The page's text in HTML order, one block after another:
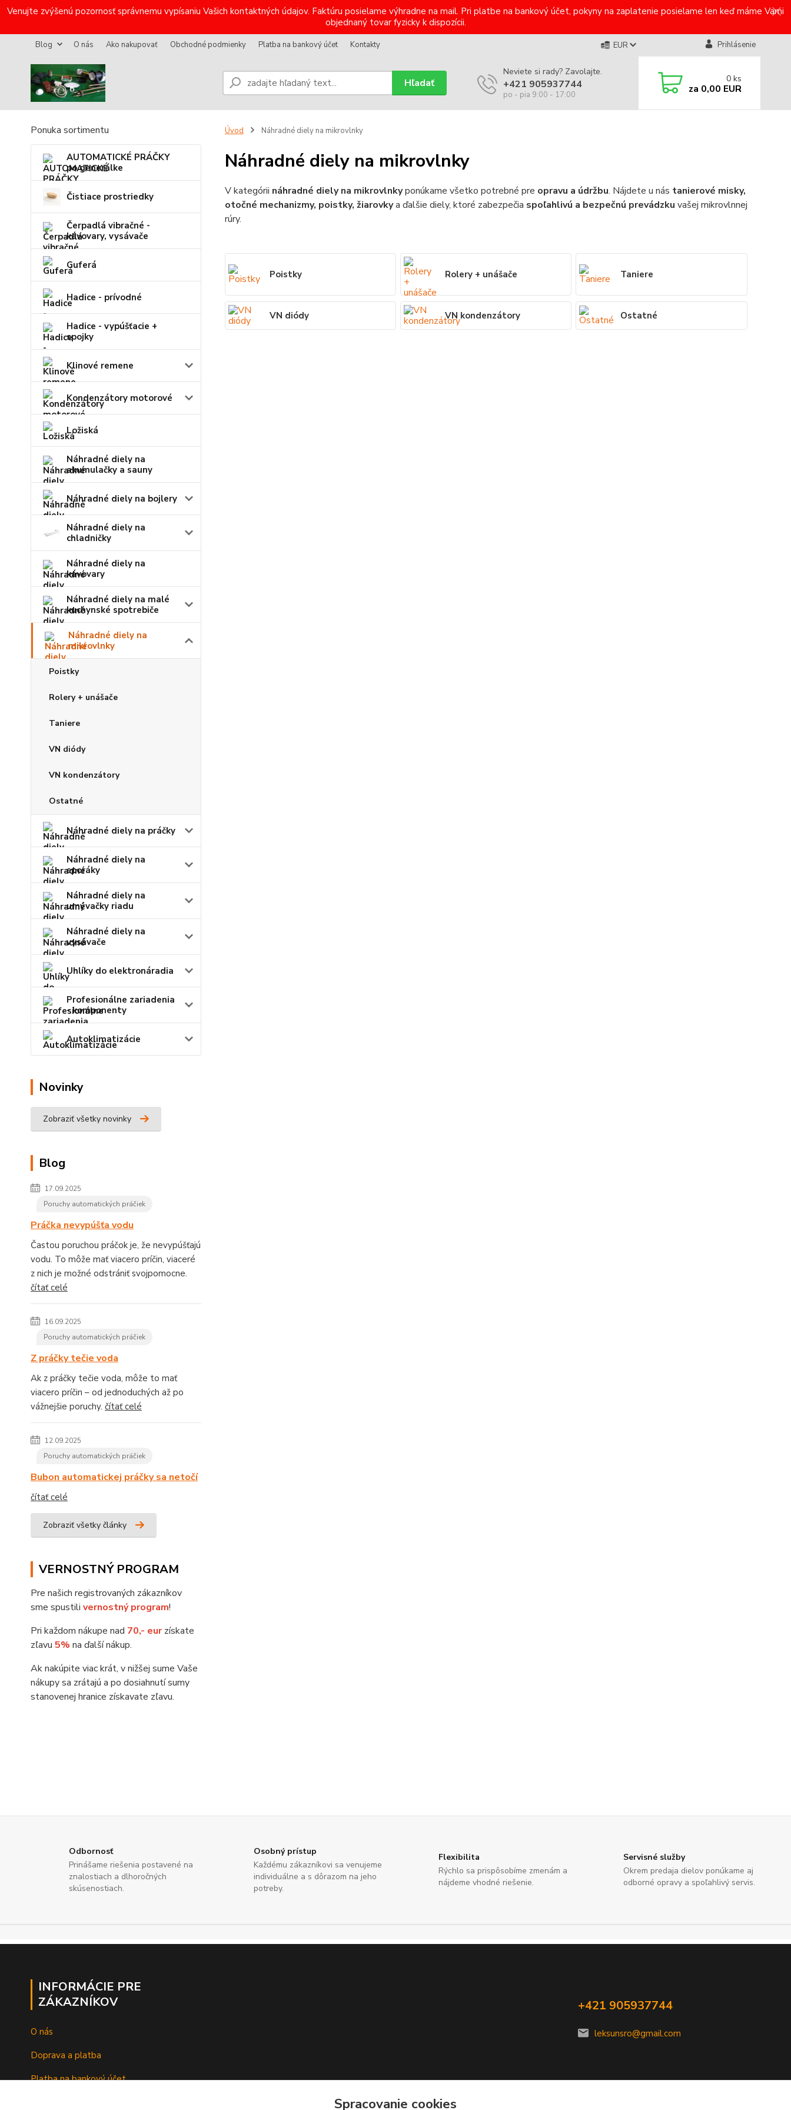
Venujte zvýšenú pozornosť správnemu vypísaniu Vašich kontaktných údajov. Faktúru posielame výhradne na mail. Pri platbe na bankový účet, pokyny na zaplatenie posielame len keď máme Vami
objednaný tovar fyzicky k dispozícii.
Blog O nás Ako nakupovať Obchodné podmienky Platba na bankový účet Kontakty EUR Prihlásenie
Hľadať
Neviete si rady? Zavolajte.
+421 905937744
po - pia 9:00 - 17:00
0 ks
za 0,00 EUR
Ponuka sortimentu
AUTOMATICKÉ PRÁČKY
po generálke
Čistiace prostriedky
Čerpadlá vibračné -
kávovary, vysávače
Guferá
Hadice - prívodné
Hadice - vypúšťacie +
spojky
Klinové remene
Kondenzátory motorové
Ložiská
Náhradné diely na
akumulačky a sauny
Náhradné diely na bojlery
Náhradné diely na
chladničky
Náhradné diely na
kávovary
Náhradné diely na malé
kuchynské spotrebiče
Náhradné diely na
mikrovlnky
Poistky
Rolery + unášače
Taniere
VN diódy
VN kondenzátory
Ostatné
Náhradné diely na práčky
Náhradné diely na
sporáky
Náhradné diely na
umývačky riadu
Náhradné diely na
vysávače
Uhlíky do elektronáradia
Profesionálne zariadenia
- komponenty
Autoklimatizácie
Novinky
Zobraziť všetky novinky
Blog
17.09.2025
Poruchy automatických práčiek
Práčka nevypúšťa vodu
Častou poruchou práčok je, že nevypúšťajú
vodu. To môže mať viacero príčin, viaceré
z nich je možné odstrániť svojpomocne.
čítať celé
16.09.2025
Poruchy automatických práčiek
Z práčky tečie voda
Ak z práčky tečie voda, môže to mať
viacero príčin – od jednoduchých až po
vážnejšie poruchy. čítať celé
12.09.2025
Poruchy automatických práčiek
Bubon automatickej práčky sa netočí
čítať celé
Zobraziť všetky články
VERNOSTNÝ PROGRAM
Pre našich registrovaných zákazníkov
sme spustili vernostný program!
Pri každom nákupe nad 70,- eurzískate
zľavu 5% na ďalší nákup.
Ak nakúpite viac krát, v nižšej sume Vaše
nákupy sa zrátajú a po dosiahnutí sumy
stanovenej hranice získavate zľavu.
Úvod Náhradné diely na mikrovlnky
Náhradné diely na mikrovlnky
V kategórii náhradné diely na mikrovlnkyponúkame všetko potrebné pre opravu a údržbu. Nájdete u nás tanierové misky,
otočné mechanizmy, poistky, žiarovkya ďalšie diely, ktoré zabezpečia spoľahlivú a bezpečnú prevádzku vašej mikrovlnnej
rúry.
Poistky Rolery + unášače Taniere
VN diódy VN kondenzátory Ostatné
Odbornosť
Prinášame riešenia postavené na
znalostiach a dlhoročných
skúsenostiach.
Osobný prístup
Každému zákazníkovi sa venujeme
individuálne a s dôrazom na jeho
potreby.
Flexibilita
Rýchlo sa prispôsobíme zmenám a
nájdeme vhodné riešenie.
Servisné služby
Okrem predaja dielov ponúkame aj
odborné opravy a spoľahlivý servis.
INFORMÁCIE PRE
ZÁKAZNÍKOV
O nás
Doprava a platba
Platba na bankový účet
+421 905937744
leksunsro@gmail.com
Spracovanie cookies